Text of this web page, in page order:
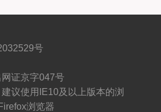
号
证京字047号
议使用IE10及以上版本的浏
浏览器